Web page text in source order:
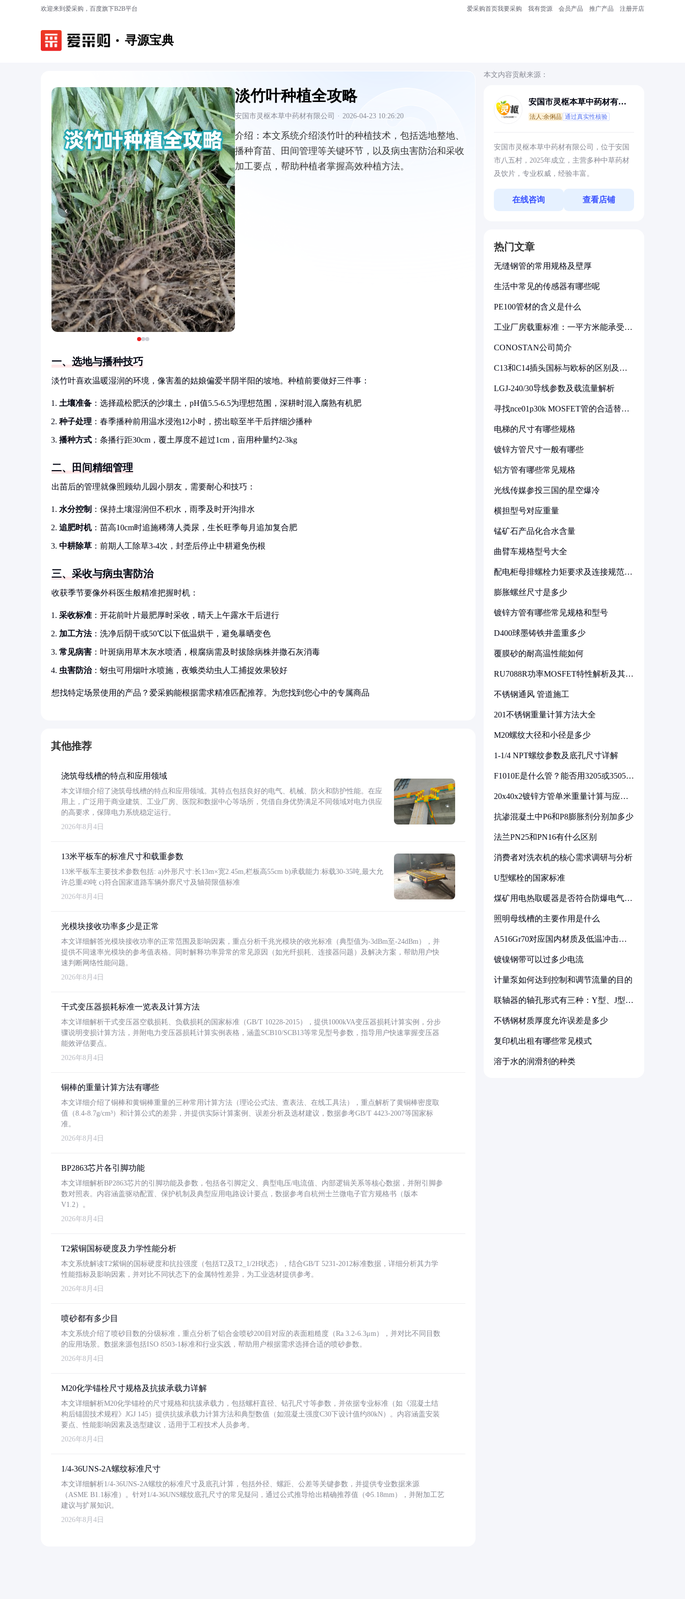
欢迎来到爱采购，百度旗下B2B平台 爱采购首页我要采购 我有货源 会员产品 推广产品 注册开店
寻源宝典
‹ ›
淡竹叶种植全攻略
安国市灵枢本草中药材有限公司 · 2026-04-23 10:26:20
介绍： 本文系统介绍淡竹叶的种植技术，包括选地整地、
播种育苗、田间管理等关键环节，以及病虫害防治和采收
加工要点，帮助种植者掌握高效种植方法。
一、选地与播种技巧
淡竹叶喜欢温暖湿润的环境，像害羞的姑娘偏爱半阴半阳的坡地。种植前要做好三件事：
土壤准备 ：选择疏松肥沃的沙壤土，pH值5.5-6.5为理想范围，深耕时混入腐熟有机肥
种子处理 ：春季播种前用温水浸泡12小时，捞出晾至半干后拌细沙播种
播种方式 ：条播行距30cm，覆土厚度不超过1cm，亩用种量约2-3kg
二、田间精细管理
出苗后的管理就像照顾幼儿园小朋友，需要耐心和技巧：
水分控制 ：保持土壤湿润但不积水，雨季及时开沟排水
追肥时机：苗高10cm时追施稀薄人粪尿，生长旺季每月追加复合肥
中耕除草 ：前期人工除草3-4次，封垄后停止中耕避免伤根
三、采收与病虫害防治
收获季节要像外科医生般精准把握时机：
采收标准 ：开花前叶片最肥厚时采收，晴天上午露水干后进行
加工方法：洗净后阴干或50℃以下低温烘干，避免暴晒变色
常见病害 ：叶斑病用草木灰水喷洒，根腐病需及时拔除病株并撒石灰消毒
虫害防治：蚜虫可用烟叶水喷施，夜蛾类幼虫人工捕捉效果较好
想找特定场景使用的产品？爱采购能根据需求精准匹配推荐。为您找到您心中的专属商品
其他推荐
浇筑母线槽的特点和应用领域
本文详细介绍了浇筑母线槽的特点和应用领域。其特点包括良好的电气、机械、防火和防护性能。在应
用上，广泛用于商业建筑、工业厂房、医院和数据中心等场所，凭借自身优势满足不同领域对电力供应
的高要求，保障电力系统稳定运行。
2026年8月4日
13米平板车的标准尺寸和载重参数
13米平板车主要技术参数包括: a)外形尺寸:长13m×宽2.45m,栏板高55cm b)承载能力:标载30-35吨,最大允
许总重49吨 c)符合国家道路车辆外廓尺寸及轴荷限值标准
2026年8月4日
光模块接收功率多少是正常
本文详细解答光模块接收功率的正常范围及影响因素，重点分析千兆光模块的收光标准（典型值为-3dBm至-24dBm），并
提供不同速率光模块的参考值表格。同时解释功率异常的常见原因（如光纤损耗、连接器问题）及解决方案，帮助用户快
速判断网络性能问题。
2026年8月4日
干式变压器损耗标准一览表及计算方法
本文详细解析干式变压器空载损耗、负载损耗的国家标准（GB/T 10228-2015），提供1000kVA变压器损耗计算实例，分步
骤说明变损计算方法，并附电力变压器损耗计算实例表格，涵盖SCB10/SCB13等常见型号参数，指导用户快速掌握变压器
能效评估要点。
2026年8月4日
铜棒的重量计算方法有哪些
本文详细介绍了铜棒和黄铜棒重量的三种常用计算方法（理论公式法、查表法、在线工具法），重点解析了黄铜棒密度取
值（8.4-8.7g/cm³）和计算公式的差异，并提供实际计算案例、误差分析及选材建议，数据参考GB/T 4423-2007等国家标
准。
2026年8月4日
BP2863芯片各引脚功能
本文详细解析BP2863芯片的引脚功能及参数，包括各引脚定义、典型电压/电流值、内部逻辑关系等核心数据，并附引脚参
数对照表。内容涵盖驱动配置、保护机制及典型应用电路设计要点，数据参考自杭州士兰微电子官方规格书（版本
V1.2）。
2026年8月4日
T2紫铜国标硬度及力学性能分析
本文系统解读T2紫铜的国标硬度和抗拉强度（包括T2及T2_1/2H状态），结合GB/T 5231-2012标准数据，详细分析其力学
性能指标及影响因素，并对比不同状态下的金属特性差异，为工业选材提供参考。
2026年8月4日
喷砂都有多少目
本文系统介绍了喷砂目数的分级标准，重点分析了铝合金喷砂200目对应的表面粗糙度（Ra 3.2-6.3μm），并对比不同目数
的应用场景。数据来源包括ISO 8503-1标准和行业实践，帮助用户根据需求选择合适的喷砂参数。
2026年8月4日
M20化学锚栓尺寸规格及抗拔承载力详解
本文详细解析M20化学锚栓的尺寸规格和抗拔承载力，包括螺杆直径、钻孔尺寸等参数，并依据专业标准（如《混凝土结
构后锚固技术规程》JGJ 145）提供抗拔承载力计算方法和典型数值（如混凝土强度C30下设计值约80kN）。内容涵盖安装
要点、性能影响因素及选型建议，适用于工程技术人员参考。
2026年8月4日
1/4-36UNS-2A螺纹标准尺寸
本文详细解析1/4-36UNS-2A螺纹的标准尺寸及底孔计算，包括外径、螺距、公差等关键参数，并提供专业数据来源
（ASME B1.1标准）。针对1/4-36UNS螺纹底孔尺寸的常见疑问，通过公式推导给出精确推荐值（Φ5.18mm），并附加工艺
建议与扩展知识。
2026年8月4日
本文内容贡献来源：
安国市灵枢本草中药材有限
法人:余俐品 通过真实性核验
安国市灵枢本草中药材有限公司，位于安国
市八五村，2025年成立，主营多种中草药材
及饮片，专业权威，经验丰富。
在线咨询 查看店铺
热门文章
无缝钢管的常用规格及壁厚
生活中常见的传感器有哪些呢
PE100管材的含义是什么
工业厂房载重标准：一平方米能承受多
CONOSTAN公司简介
C13和C14插头国标与欧标的区别及其
LGJ-240/30导线参数及载流量解析
寻找nce01p30k MOSFET管的合适替代
电梯的尺寸有哪些规格
镀锌方管尺寸一般有哪些
铝方管有哪些常见规格
光线传媒参投三国的星空爆冷
横担型号对应重量
锰矿石产品化合水含量
曲臂车规格型号大全
配电柜母排螺栓力矩要求及连接规范详
膨胀螺丝尺寸是多少
镀锌方管有哪些常见规格和型号
D400球墨铸铁井盖重多少
覆膜砂的耐高温性能如何
RU7088R功率MOSFET特性解析及其在
不锈钢通风 管道施工
201不锈钢重量计算方法大全
M20螺纹大径和小径是多少
1-1/4 NPT螺纹参数及底孔尺寸详解
F1010E是什么管？能否用3205或3505代
20x40x2镀锌方管单米重量计算与应用
抗渗混凝土中P6和P8膨胀剂分别加多少
法兰PN25和PN16有什么区别
消费者对洗衣机的核心需求调研与分析
U型螺栓的国家标准
煤矿用电热取暖器是否符合防爆电气设
照明母线槽的主要作用是什么
A516Gr70对应国内材质及低温冲击要
镀镍钢带可以过多少电流
计量泵如何达到控制和调节流量的目的
联轴器的轴孔形式有三种：Y型、J型、
不锈钢材质厚度允许误差是多少
复印机出租有哪些常见模式
溶于水的润滑剂的种类